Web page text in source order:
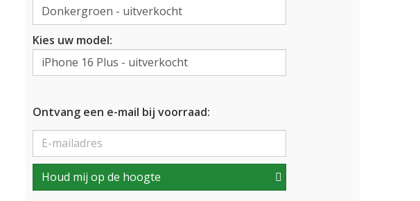
Kies uw model:
Ontvang een e-mail bij voorraad:
Houd mij op de hoogte